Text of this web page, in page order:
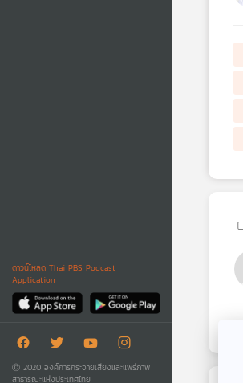
ดาวน์โหลด Thai PBS Podcast
Application
Ⓒ 2020 องค์การกระจายเสียงและแพร่ภาพ
สาธารณะแห่งประเทศไทย